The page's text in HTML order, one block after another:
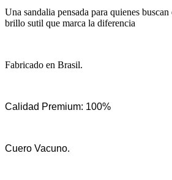
Una sandalia pensada para quienes
brillo sutil que marca la diferencia
Fabricado en Brasil.
Calidad Premium: 100%
Cuero Vacuno.